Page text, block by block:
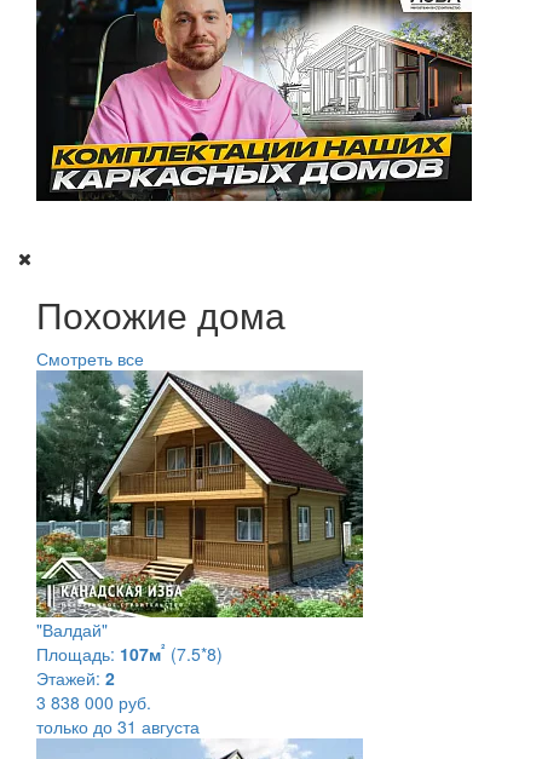
Похожие дома
Смотреть все
"Валдай"
Площадь: 107м² (7.5*8)
Этажей: 2
3 838 000 руб.
только до 31 августа